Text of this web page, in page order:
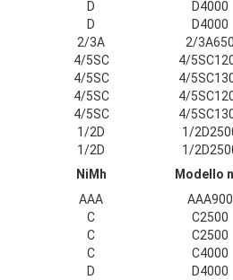
Ai polimeri di litio
pile secondarie di
Batterie ricaricabili NiMH
nicd batterie ricaricabili
LCD Battery Charger
pacchi batteria NiMH
NiCd Battery Pack
D
D4000
D
D4000
2/3A
2/3A650
4/5SC
4/
4/5SC
4/
4/5SC
4/
4/5SC
4/
1/2D
1/
1/2D
1/
NiMh
Modello
AAA
AAA900
C
C2500
C
C2500
C
C4000
D
D4000